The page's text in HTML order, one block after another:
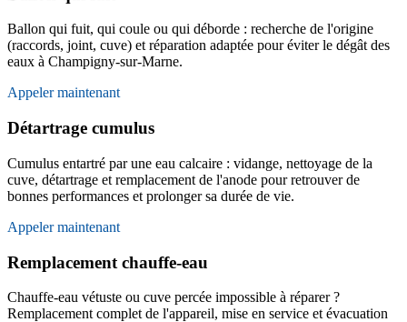
Ballon qui fuit, qui coule ou qui déborde : recherche de l'origine
(raccords, joint, cuve) et réparation adaptée pour éviter le dégât des
eaux à Champigny-sur-Marne.
Appeler maintenant
Détartrage cumulus
Cumulus entartré par une eau calcaire : vidange, nettoyage de la
cuve, détartrage et remplacement de l'anode pour retrouver de
bonnes performances et prolonger sa durée de vie.
Appeler maintenant
Remplacement chauffe-eau
Chauffe-eau vétuste ou cuve percée impossible à réparer ?
Remplacement complet de l'appareil, mise en service et évacuation